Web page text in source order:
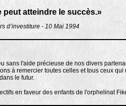
atteindre le succès.»
d’investiture - 10 Mai 1994
sans l'aide précieuse de nos divers
à remercier toutes celles et tous ceux
le futur.
en faveur des enfants de l'orphelinat